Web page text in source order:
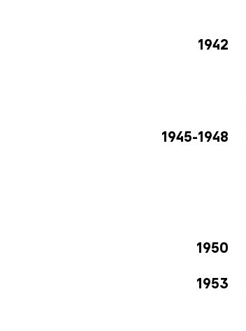
1942
1945-1948
1950
1953